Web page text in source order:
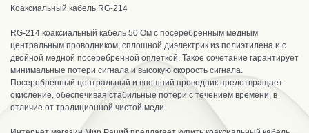
Коаксиальный кабель RG-214
RG-214 коаксиальный кабель 50 Ом с посеребренным медным
центральным проводником, сплошной диэлектрик из полиэтилена и с
двойной медной посеребренной оплеткой. Такое сочетание гарантирует
минимальные потери сигнала и высокую скорость сигнала.
Посеребренный центральный и внешний проводник предотвращает
окисление, обеспечивая стабильные потери с течением времени, в
отличие от традиционной чистой меди.